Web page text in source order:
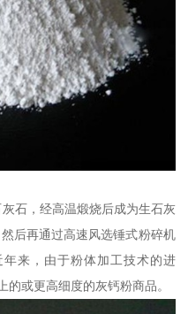
石，经高温煅烧后成为生石灰
然后再通过高速风选锤式粉碎机
来，由于粉体加工技术的进
的或更高细度的灰钙粉商品。